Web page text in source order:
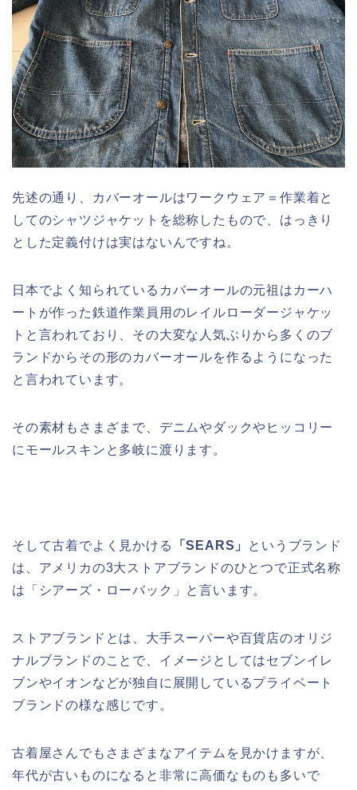
先述の通り、カバーオールはワークウェア＝作業着と
してのシャツジャケットを総称したもので、はっきり
とした定義付けは実はないんですね。
日本でよく知られているカバーオールの元祖はカーハ
ートが作った鉄道作業員用のレイルローダージャケッ
トと言われており、その大変な人気ぶりから多くのブ
ランドからその形のカバーオールを作るようになった
と言われています。
その素材もさまざまで、デニムやダックやヒッコリー
にモールスキンと多岐に渡ります。
そして古着でよく見かける 「SEARS」
というブランド
は、アメリカの3大ストアブランドのひとつで正式名称
は「シアーズ・ローバック」と言います。
ストアブランドとは、大手スーパーや百貨店のオリジ
ナルブランドのことで、イメージとしてはセブンイレ
ブンやイオンなどが独自に展開しているプライベート
ブランドの様な感じです。
古着屋さんでもさまざまなアイテムを見かけますが、
年代が古いものになると非常に高価なものも多いで